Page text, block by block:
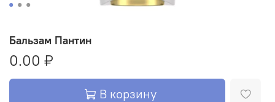
Бальзам Пантин
0.00 ₽
В корзину